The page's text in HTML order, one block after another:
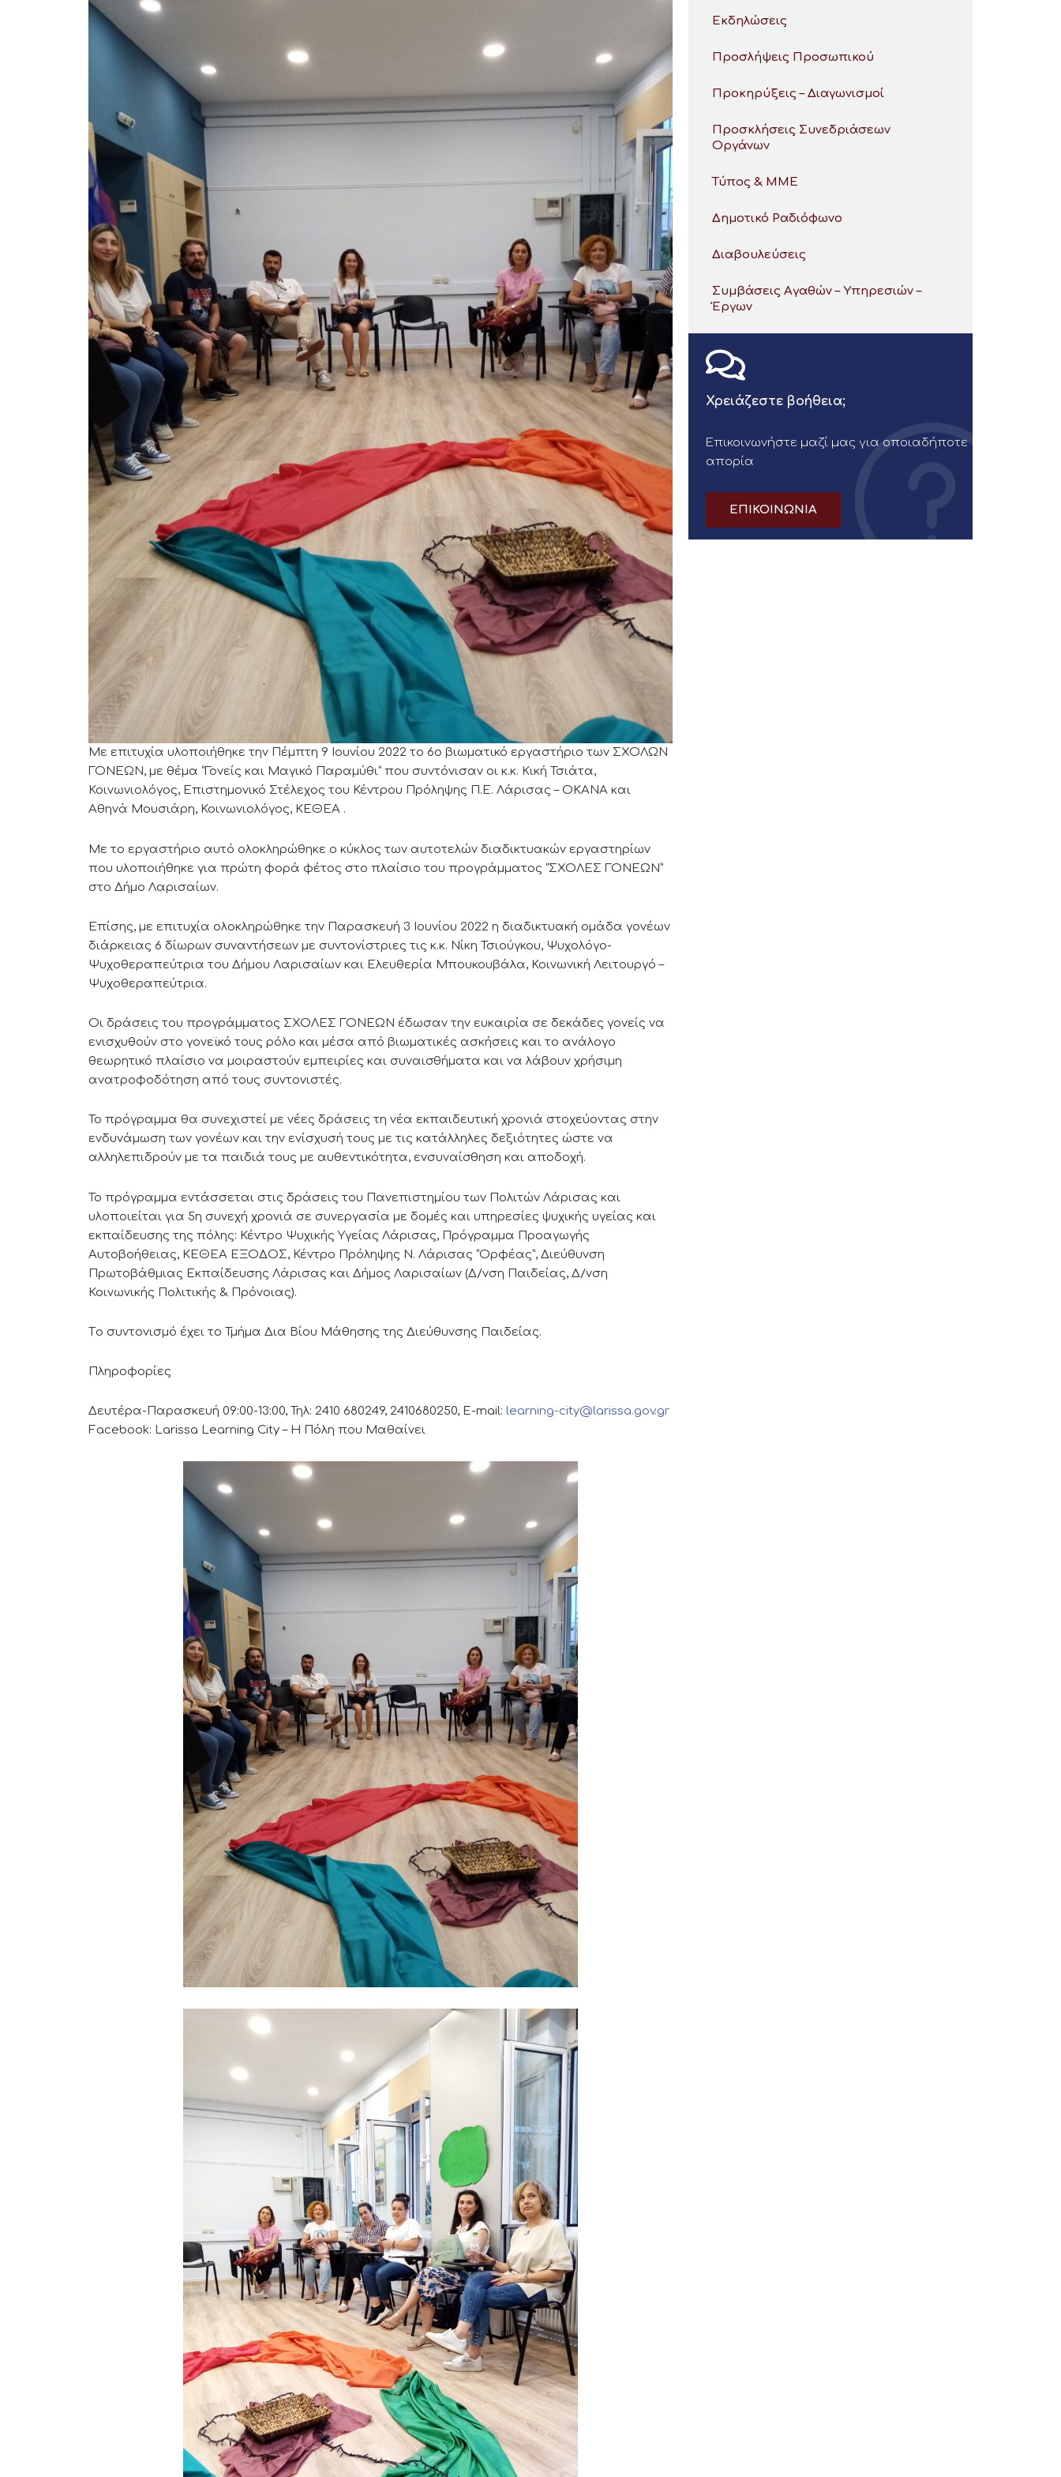
Με επιτυχία υλοποιήθηκε την Πέμπτη 9 Ιουνίου 2022 το 6ο βιωματικό εργαστήριο των ΣΧΟΛΩΝ
ΓΟΝΕΩΝ, με θέμα “Γονείς και Μαγικό Παραμύθι” που συντόνισαν οι κ.κ. Κική Τσιάτα,
Κοινωνιολόγος, Επιστημονικό Στέλεχος του Κέντρου Πρόληψης Π.Ε. Λάρισας – ΟΚΑΝΑ και
Αθηνά Μουσιάρη, Κοινωνιολόγος, ΚΕΘΕΑ .
Με το εργαστήριο αυτό ολοκληρώθηκε ο κύκλος των αυτοτελών διαδικτυακών εργαστηρίων
που υλοποιήθηκε για πρώτη φορά φέτος στο πλαίσιο του προγράμματος “ΣΧΟΛΕΣ ΓΟΝΕΩΝ”
στο Δήμο Λαρισαίων.
Επίσης, με επιτυχία ολοκληρώθηκε την Παρασκευή 3 Ιουνίου 2022 η διαδικτυακή ομάδα γονέων
διάρκειας 6 δίωρων συναντήσεων με συντονίστριες τις κ.κ. Νίκη Τσιούγκου, Ψυχολόγο-
Ψυχοθεραπεύτρια του Δήμου Λαρισαίων και Ελευθερία Μπουκουβάλα, Κοινωνική Λειτουργό –
Ψυχοθεραπεύτρια.
Οι δράσεις του προγράμματος ΣΧΟΛΕΣ ΓΟΝΕΩΝ έδωσαν την ευκαιρία σε δεκάδες γονείς να
ενισχυθούν στο γονεϊκό τους ρόλο και μέσα από βιωματικές ασκήσεις και το ανάλογο
θεωρητικό πλαίσιο να μοιραστούν εμπειρίες και συναισθήματα και να λάβουν χρήσιμη
ανατροφοδότηση από τους συντονιστές.
Το πρόγραμμα θα συνεχιστεί με νέες δράσεις τη νέα εκπαιδευτική χρονιά στοχεύοντας στην
ενδυνάμωση των γονέων και την ενίσχυσή τους με τις κατάλληλες δεξιότητες ώστε να
αλληλεπιδρούν με τα παιδιά τους με αυθεντικότητα, ενσυναίσθηση και αποδοχή.
Το πρόγραμμα εντάσσεται στις δράσεις του Πανεπιστημίου των Πολιτών Λάρισας και
υλοποιείται για 5η συνεχή χρονιά σε συνεργασία με δομές και υπηρεσίες ψυχικής υγείας και
εκπαίδευσης της πόλης: Κέντρο Ψυχικής Υγείας Λάρισας, Πρόγραμμα Προαγωγής
Αυτοβοήθειας, ΚΕΘΕΑ ΕΞΟΔΟΣ, Κέντρο Πρόληψης Ν. Λάρισας “Ορφέας”, Διεύθυνση
Πρωτοβάθμιας Εκπαίδευσης Λάρισας και Δήμος Λαρισαίων (Δ/νση Παιδείας, Δ/νση
Κοινωνικής Πολιτικής & Πρόνοιας).
Tο συντονισμό έχει το Τμήμα Δια Βίου Μάθησης της Διεύθυνσης Παιδείας.
Πληροφορίες
Δευτέρα-Παρασκευή 09:00-13:00, Τηλ: 2410 680249, 2410680250, E-mail: learning-city@larissa.gov.gr
Facebook: Larissa Learning City – Η Πόλη που Μαθαίνει
Εκδηλώσεις
Προσλήψεις Προσωπικού
Προκηρύξεις – Διαγωνισμοί
Προσκλήσεις Συνεδριάσεων
Οργάνων
Τύπος & ΜΜΕ
Δημοτικό Ραδιόφωνο
Διαβουλεύσεις
Συμβάσεις Αγαθών – Υπηρεσιών –
Έργων
Χρειάζεστε βοήθεια;
Επικοινωνήστε μαζί μας για οποιαδήποτε
απορία
ΕΠΙΚΟΙΝΩΝΙΑ